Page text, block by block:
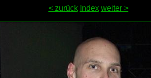
< zurück Index weiter >